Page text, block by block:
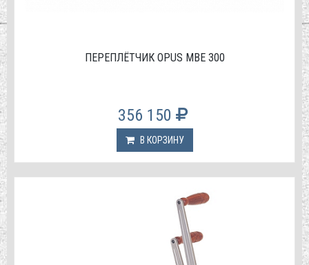
ПЕРЕПЛЁТЧИК OPUS MBE 300
356 150
В КОРЗИНУ